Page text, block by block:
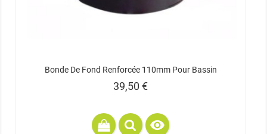
Bonde De Fond Renforcée 110mm Pour Bassin
Prix
39,50 €
